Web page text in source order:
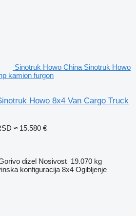
Sinotruk Howo China Sinotruk Howo
kamion furgon
Howo 8x4 Van Cargo Truck
≈ 15.580 €
dizel Nosivost 19.070 kg
konfiguracija 8x4 Ogibljenje